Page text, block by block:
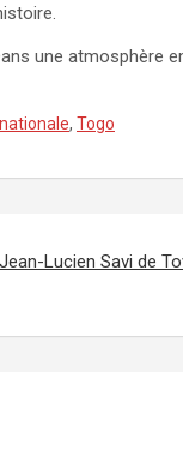
une atmosphère
, Togo
Lucien Savi de